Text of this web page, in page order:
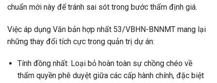
chuẩn mới này để tránh sai sót trong bước thẩm định giá.
Việc áp dụng Văn bản hợp nhất 53/VBHN-BNNMT mang lại
những thay đổi tích cực trong quản trị dự án:
Tính đồng nhất: Loại bỏ hoàn toàn sự chồng chéo về
thẩm quyền phê duyệt giữa các cấp hành chính, đặc biệt